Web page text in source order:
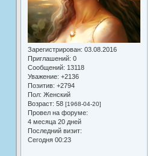
Зарегистрирован: 03.08.2016
Приглашений: 0
Сообщений: 13118
Уважение: +2136
Позитив: +2794
Пол: Женский
Возраст: 58 [1968-04-20]
Провел на форуме:
4 месяца 20 дней
Последний визит:
Сегодня 00:23